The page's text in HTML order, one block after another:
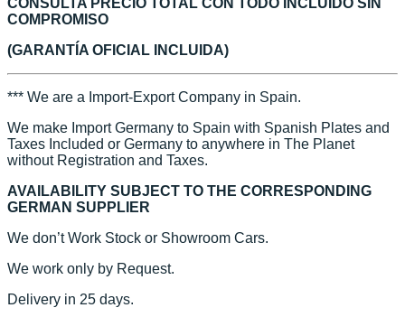
CONSULTA PRECIO TOTAL CON TODO INCLUIDO SIN
COMPROMISO
(GARANTÍA OFICIAL INCLUIDA)
*** We are a Import-Export Company in Spain.
We make Import Germany to Spain with Spanish Plates and
Taxes Included or Germany to anywhere in The Planet
without Registration and Taxes.
AVAILABILITY SUBJECT TO THE CORRESPONDING
GERMAN SUPPLIER
We don’t Work Stock or Showroom Cars.
We work only by Request.
Delivery in 25 days.